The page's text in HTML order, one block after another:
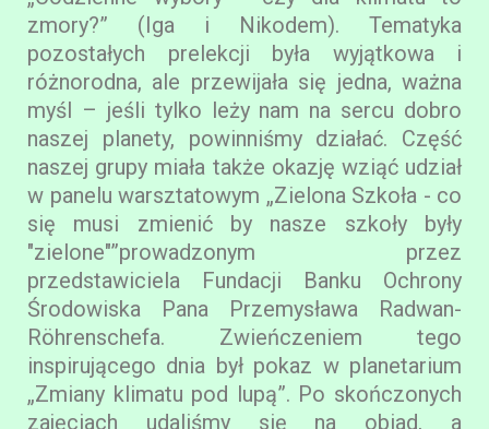
zmory?” (Iga i Nikodem). Tematyka
pozostałych prelekcji była wyjątkowa i
różnorodna, ale przewijała się jedna, ważna
myśl – jeśli tylko leży nam na sercu dobro
naszej planety, powinniśmy działać. Część
naszej grupy miała także okazję wziąć udział
w panelu warsztatowym „Zielona Szkoła - co
się musi zmienić by nasze szkoły były
"zielone"”prowadzonym przez
przedstawiciela Fundacji Banku Ochrony
Środowiska Pana Przemysława Radwan-
Röhrenschefa. Zwieńczeniem tego
inspirującego dnia był pokaz w planetarium
„Zmiany klimatu pod lupą”. Po skończonych
zajęciach udaliśmy się na obiad, a